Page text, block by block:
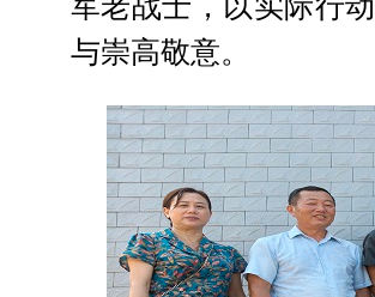
军老战士，以实际行
与崇高敬意。